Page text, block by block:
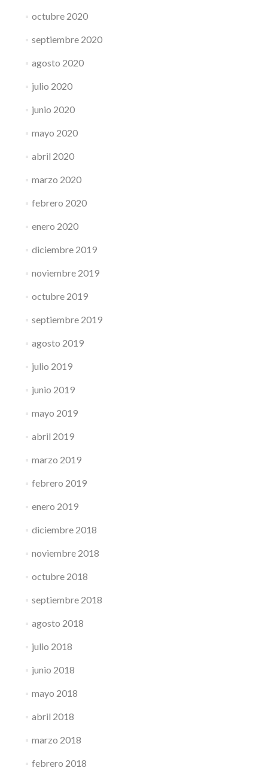
octubre 2020
septiembre 2020
agosto 2020
julio 2020
junio 2020
mayo 2020
abril 2020
marzo 2020
febrero 2020
enero 2020
diciembre 2019
noviembre 2019
octubre 2019
septiembre 2019
agosto 2019
julio 2019
junio 2019
mayo 2019
abril 2019
marzo 2019
febrero 2019
enero 2019
diciembre 2018
noviembre 2018
octubre 2018
septiembre 2018
agosto 2018
julio 2018
junio 2018
mayo 2018
abril 2018
marzo 2018
febrero 2018